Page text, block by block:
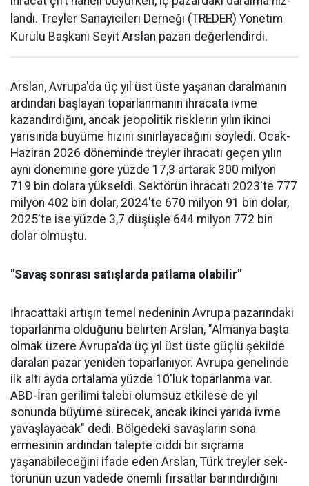
landı. Treyler Sanayicileri Der­neği (TREDER) Yönetim
Kurulu Başkanı Seyit Arslan pazarı değerlendirdi.
Arslan, Avrupa'da üç yıl üst üste yaşanan daralma­nın
ardından başlayan toparlan­manın ihracata ivme
kazandır­dığını, ancak jeopolitik riskle­rin yılın ikinci
yarısında büyüme hızını sınırlayacağını söyledi. Ocak-
Haziran 2026 döneminde treyler ihracatı geçen yılın
aynı dönemine göre yüzde 17,3 artarak 300 milyon
719 bin dolara yüksel­di. Sektörün ihracatı 2023'te 777
milyon 402 bin dolar, 2024'te 670 milyon 91 bin dolar,
2025'te ise yüzde 3,7 düşüşle 644 milyon 772 bin
dolar olmuştu.
"Savaş sonrası satışlarda patlama olabilir"
İhracattaki artışın temel nede­ninin Avrupa pazarındaki
topar­lanma olduğunu belirten Arslan, "Almanya başta
olmak üzere Av­rupa'da üç yıl üst üste güçlü şe­kilde
daralan pazar yeniden to­parlanıyor. Avrupa genelinde
ilk altı ayda ortalama yüzde 10'luk toparlanma var.
ABD-İran geri­limi talebi olumsuz etkilese de yıl
sonunda büyüme sürecek, ancak ikinci yarıda ivme
yavaşlayacak" dedi. Bölgedeki savaşların sona
ermesinin ardından talepte ciddi bir sıçrama
yaşanabileceğini ifa­de eden Arslan, Türk treyler sek­
törünün uzun vadede önemli fır­satlar barındırdığını